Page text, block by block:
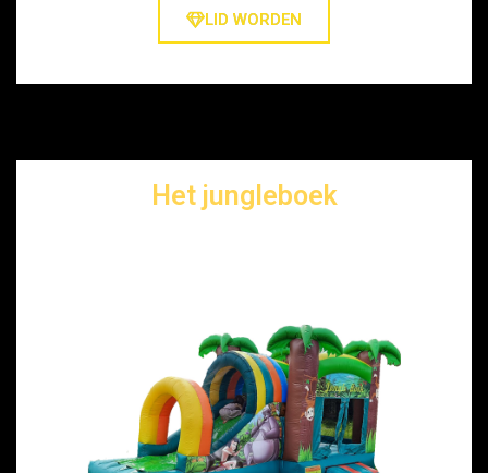
LID WORDEN
Het jungleboek